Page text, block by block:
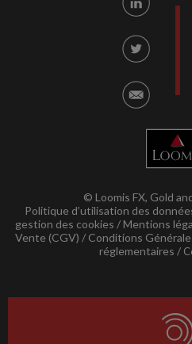
© Loomis FX, Gold
Politique d’utilisation des
gestion des cookies
Mentions
Vente (CGV)
Conditions
réglementaires